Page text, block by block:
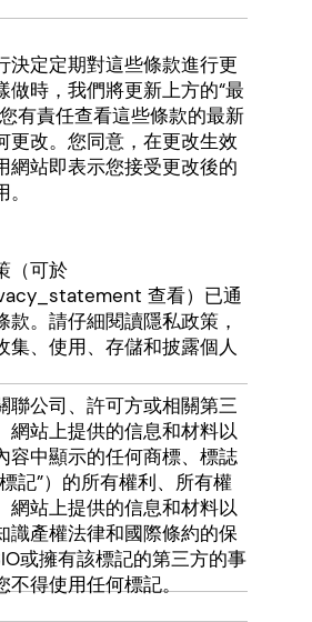
決定定期對這些條款進行更
做時，我們將更新上方的“最
有責任查看這些條款的最新
更改。您同意，在更改生效
網站即表示您接受更改後的
聯公司、許可方或相關第三
網站上提供的信息和材料以
容中顯示的任何商標、標誌
記”）的所有權利、所有權
網站上提供的信息和材料以
識產權法律和國際條約的保
或擁有該標記的第三方的事
得使用任何標記。
（可於
查看）已通
款。請仔細閱讀隱私政策，
集、使用、存儲和披露個人